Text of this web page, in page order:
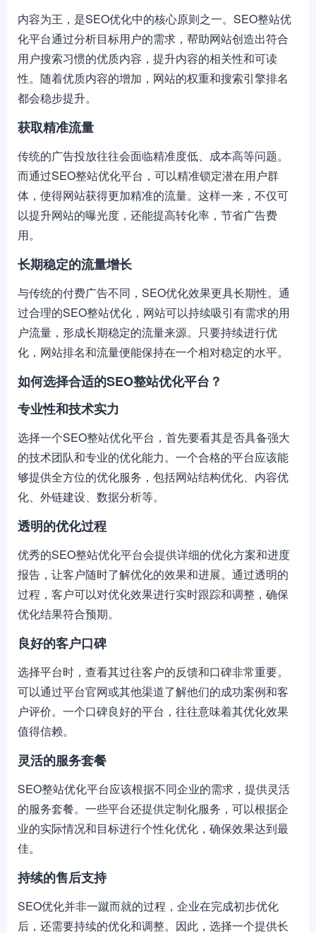
内容为王，是SEO优化中的核心原则之一。SEO整站优
化平台通过分析目标用户的需求，帮助网站创造出符合
用户搜索习惯的优质内容，提升内容的相关性和可读
性。随着优质内容的增加，网站的权重和搜索引擎排名
都会稳步提升。
获取精准流量
传统的广告投放往往会面临精准度低、成本高等问题。
而通过SEO整站优化平台，可以精准锁定潜在用户群
体，使得网站获得更加精准的流量。这样一来，不仅可
以提升网站的曝光度，还能提高转化率，节省广告费
用。
长期稳定的流量增长
与传统的付费广告不同，SEO优化效果更具长期性。通
过合理的SEO整站优化，网站可以持续吸引有需求的用
户流量，形成长期稳定的流量来源。只要持续进行优
化，网站排名和流量便能保持在一个相对稳定的水平。
如何选择合适的SEO整站优化平台？
专业性和技术实力
选择一个SEO整站优化平台，首先要看其是否具备强大
的技术团队和专业的优化能力。一个合格的平台应该能
够提供全方位的优化服务，包括网站结构优化、内容优
化、外链建设、数据分析等。
透明的优化过程
优秀的SEO整站优化平台会提供详细的优化方案和进度
报告，让客户随时了解优化的效果和进展。通过透明的
过程，客户可以对优化效果进行实时跟踪和调整，确保
优化结果符合预期。
良好的客户口碑
选择平台时，查看其过往客户的反馈和口碑非常重要。
可以通过平台官网或其他渠道了解他们的成功案例和客
户评价。一个口碑良好的平台，往往意味着其优化效果
值得信赖。
灵活的服务套餐
SEO整站优化平台应该根据不同企业的需求，提供灵活
的服务套餐。一些平台还提供定制化服务，可以根据企
业的实际情况和目标进行个性化优化，确保效果达到最
佳。
持续的售后支持
SEO优化并非一蹴而就的过程，企业在完成初步优化
后，还需要持续的优化和调整。因此，选择一个提供长